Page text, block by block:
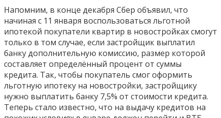
Напомним, в конце декабря Сбер объявил, что
начиная с 11 января воспользоваться льготной
ипотекой покупатели квартир в новостройках смогут
только в том случае, если застройщик выплатил
банку дополнительную комиссию, размер которой
составляет определённый процент от суммы
кредита. Так, чтобы покупатель смог оформить
льготную ипотеку на новостройки, застройщику
нужно выплатить банку 7,5% от стоимости кредита.
Теперь стало известно, что на выдачу кредитов на